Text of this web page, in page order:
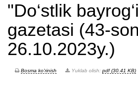
"Do‘stlik
gazetasi (43-
26.10.2023y.)
Bosma ko'rinish Yuklab olish: pdf (30.41 KB)